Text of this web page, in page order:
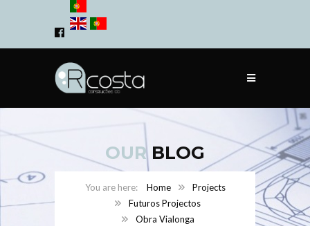
OURBLOG
Home
Projects
Futuros Projectos
Obra Vialonga